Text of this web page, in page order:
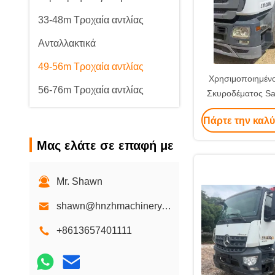
33-48m Τροχαία αντλίας
Ανταλλακτικά
49-56m Τροχαία αντλίας
56-76m Τροχαία αντλίας
Μας ελάτε σε επαφή με
Mr. Shawn
shawn@hnzhmachinery.com
+8613657401111
Σκυροδέματος
Υψηλής
Πάρτε την